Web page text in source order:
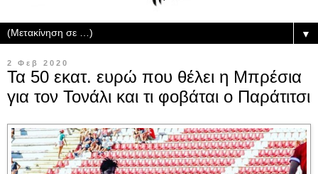
▼
2 Φεβ 2020
Τα 50 εκατ. ευρώ που θέλει η Μπρέσια
για τον Τονάλι και τι φοβάται ο Παράτιτσι